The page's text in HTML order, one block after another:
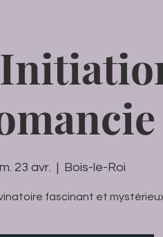
23 avr.
  |
Bois-le-Roi
fascinant et